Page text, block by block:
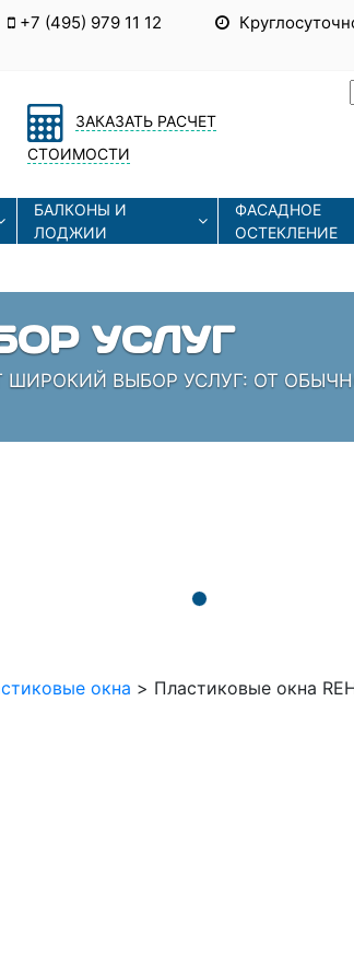
+7 (495) 979 11 12
ЗАКАЗАТЬ РАСЧЕТ
СТОИМОСТИ
БАЛКОНЫ И
ЛОДЖИИ
ФАСАДНОЕ
ОСТЕКЛЕНИЕ
ТЕХНОЛОГИИ
ТЕХНОЛОГИИ
ЗНАЮТ СВОЁ ДЕЛО!
окна > Пластиковые окна